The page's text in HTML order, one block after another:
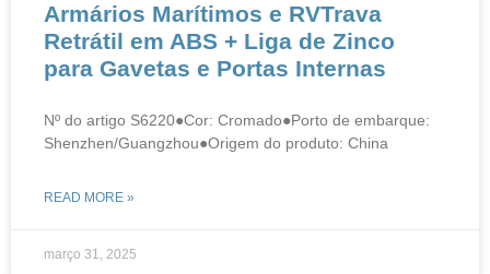
Armários Marítimos e RVTrava
Retrátil em ABS + Liga de Zinco
para Gavetas e Portas Internas
Nº do artigo S6220●Cor: Cromado●Porto de embarque:
Shenzhen/Guangzhou●Origem do produto: China
READ MORE »
março 31, 2025